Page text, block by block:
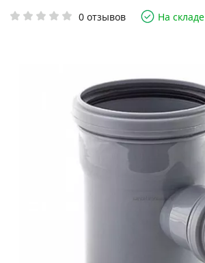
0 отзывов На складе